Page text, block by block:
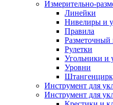
Измерительно-
Линейки
Нивелиры и
Правила
Разметочный
Рулетки
Угольники и
Уровни
Инструмент для
Инструмент для